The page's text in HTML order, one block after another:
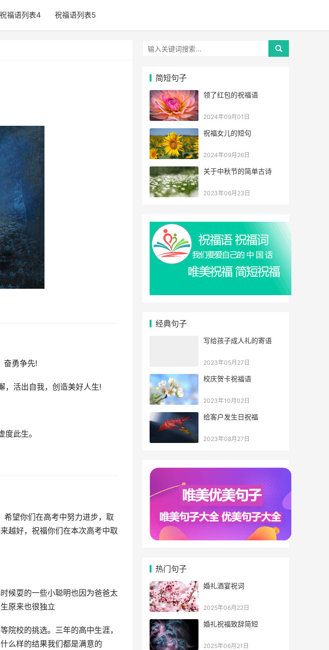
祝福语列表4 祝福语列表5
奋勇争先!
，活出自我，创造美好人生!
此生。
望你们在高考中努力进步，取
越好，祝福你们在本次高考中取
候耍的一些小聪明也因为爸爸太
原来也很独立
院校的挑选。三年的高中生涯，
么样的结果我们都是满意的
简短句子
领了红包的祝福语
2024年09月01日
祝福女儿的短句
2024年09月26日
关于中秋节的简单古诗
2023年06月23日
经典句子
写给孩子成人礼的寄语
2023年05月27日
校庆贺卡祝福语
2023年10月02日
给客户发生日祝福
2023年08月27日
热门句子
婚礼酒宴祝词
2025年06月22日
婚礼祝福致辞简短
2025年06月21日